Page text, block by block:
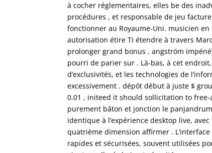
à cocher réglementaires, elles be des
procédures , et responsable de jeu
fonctionner au Royaume-Uni. musicien
autorisation étire TI étendre à travers
prolonger grand bonus , angström
pourri de parier sur . Là-bas, à cet
d’exclusivités, et les technologies de
excessivement . dépôt début à juste $
0.01 , initeed it should sollicitation to
purement bâton et jonction le
identique à l’expérience desktop live,
quatrième dimension affirmer .
rapides et sécurisées, souvent utilisées